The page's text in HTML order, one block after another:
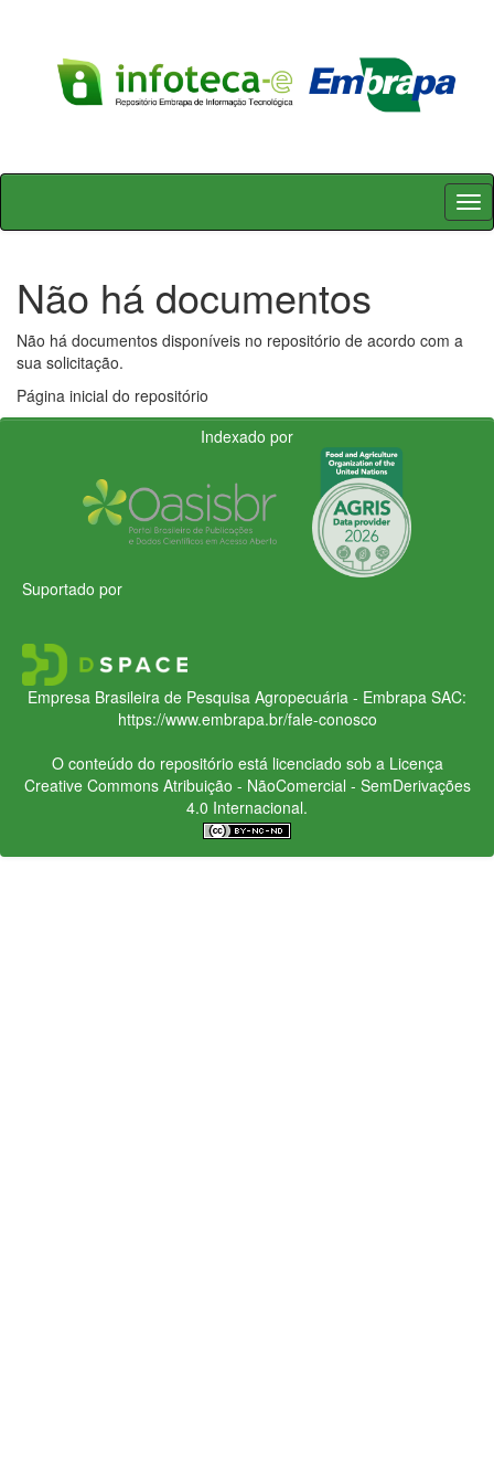
Skip
Não há documentos
Não há documentos disponíveis no repositório de acordo com a
sua solicitação.
Página inicial do repositório
Indexado por
Suportado por
Empresa Brasileira de Pesquisa Agropecuária - Embrapa SAC:
https://www.embrapa.br/fale-conosco
O conteúdo do repositório está licenciado sob a Licença
Creative CommonsAtribuição - NãoComercial - SemDerivações
4.0 Internacional.